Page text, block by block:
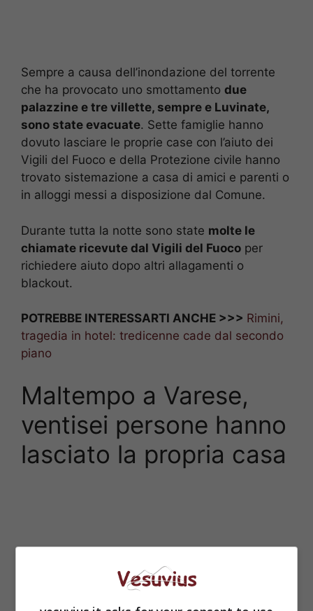
Sempre a causa dell’inondazione del torrente
che ha provocato uno smottamento due
palazzine e tre villette, sempre e Luvinate,
sono state evacuate. Sette famiglie hanno
dovuto lasciare le proprie case con l’aiuto dei
Vigili del Fuoco e della Protezione civile hanno
trovato sistemazione a casa di amici e parenti o
in alloggi messi a disposizione dal Comune.
Durante tutta la notte sono state molte le
chiamate ricevute dal Vigili del Fuoco per
richiedere aiuto dopo altri allagamenti o
blackout.
POTREBBE INTERESSARTI ANCHE >>> Rimini,
tragedia in hotel: tredicenne cade dal secondo
piano
Maltempo a Varese,
ventisei persone hanno
lasciato la propria casa